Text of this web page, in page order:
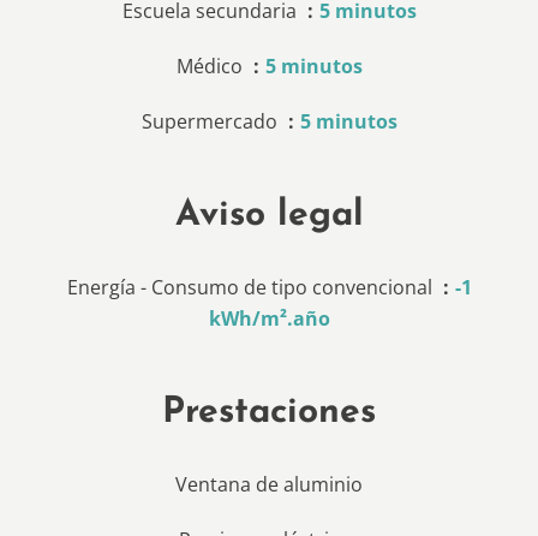
Escuela secundaria 5 minutos
Médico 5 minutos
Supermercado 5 minutos
Aviso legal
Energía - Consumo de tipo convencional
-1
kWh/m².año
Prestaciones
Ventana de aluminio